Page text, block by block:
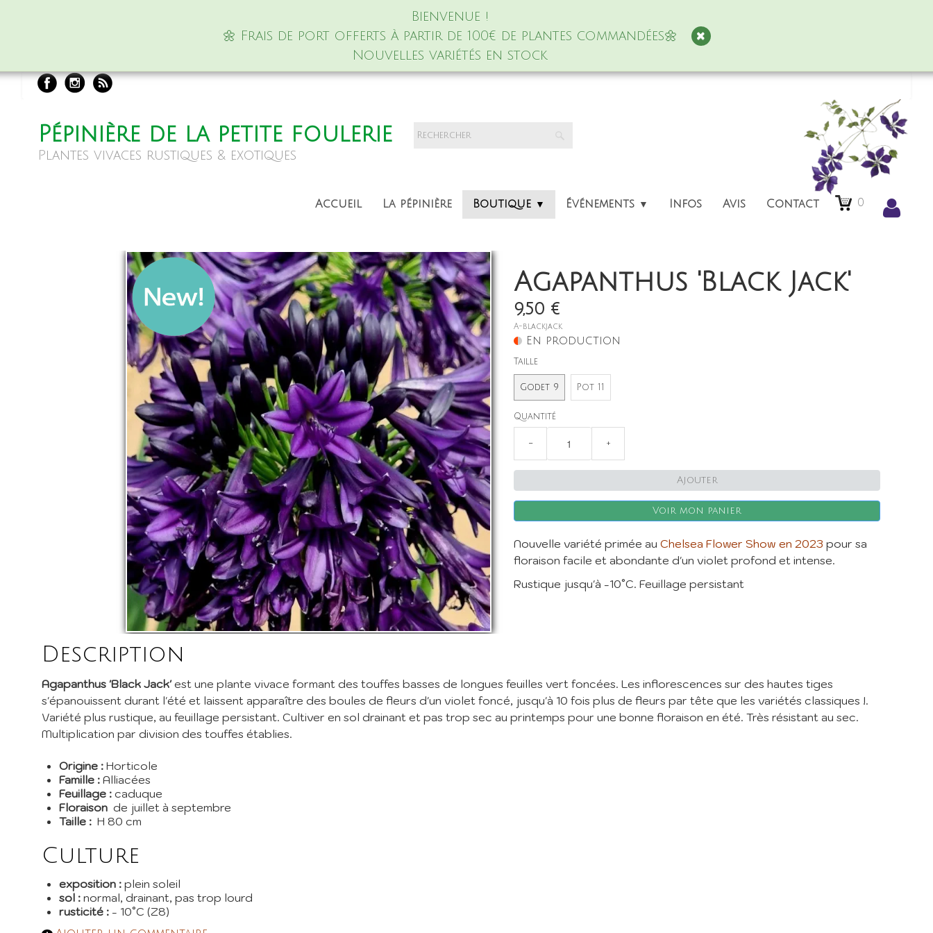
Bienvenue !
🌼 Frais de port offerts à partir de 100€ de plantes commandées🌼
Nouvelles variétés en stock
Pépinière de la petite foulerie
Plantes vivaces rustiques & exotiques
Accueil La pépinière Boutique ▼ Événements ▼ Infos Avis Contact 0
Agapanthus 'Black Jack'
9,50 €
A-blackjack
En production
Taille
Godet 9 Pot 11
Quantité
− +
Ajouter
Voir mon panier
Nouvelle variété primée auChelsea Flower Show en 2023 pour sa
floraison facile et abondante d'un violet profond et intense.
Rustique jusqu'à -10°C. Feuillage persistant
Description
Agapanthus 'Black Jack'est une plante vivace formant des touffes basses de longues feuilles vert foncées. Les inflorescences sur des hautes tiges
s'épanouissent durant l'été et laissent apparaître des boules de fleurs d'un violet foncé, jusqu'à 10 fois plus de fleurs par tête que les variétés classiques !.
Variété plus rustique, au feuillage persistant. Cultiver en sol drainant et pas trop sec au printemps pour une bonne floraison en été. Très résistant au sec.
Multiplication par division des touffes établies.
Origine : Horticole
Famille : Alliacées
Feuillage : caduque
Floraison de juillet à septembre
Taille : H 80 cm
Culture
exposition : plein soleil
sol : normal, drainant, pas trop lourd
rusticité : - 10°C (Z8)
Inscription à la Newsletter
pépinière: Nouvelles plantes ajoutées au catalogue, fêtes des plantes à venir,
promos et réductions en cours... (1 mail/ mois max)
EMail :